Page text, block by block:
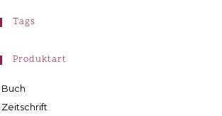
Tags
Produktart
Buch
Zeitschrift